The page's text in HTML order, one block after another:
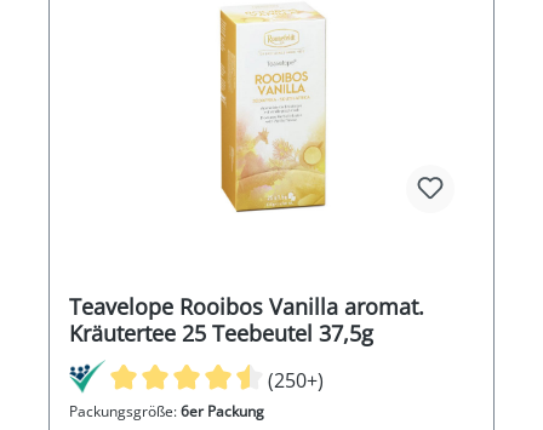
Teavelope Rooibos Vanilla aromat.
Kräutertee 25 Teebeutel 37,5g
(250+)
Packungsgröße:6er Packung